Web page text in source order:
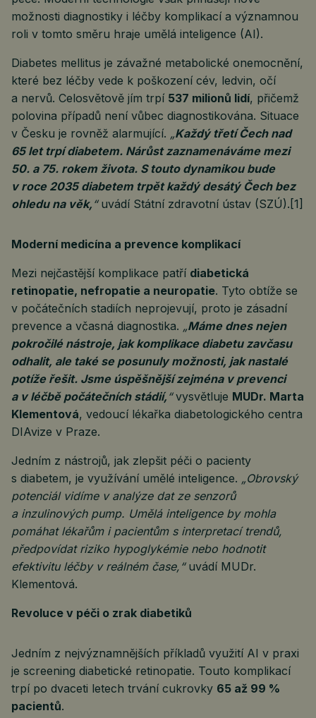
možnosti diagnostiky i léčby komplikací a významnou
roli v tomto směru hraje umělá inteligence (AI).
Diabetes mellitus je závažné metabolické onemocnění,
které bez léčby vede k poškození cév, ledvin, očí
a nervů. Celosvětově jím trpí 537 milionů lidí, přičemž
polovina případů není vůbec diagnostikována. Situace
v Česku je rovněž alarmující. „Každý třetí Čech nad
65 let trpí diabetem. Nárůst zaznamenáváme mezi
50. a 75. rokem života. S touto dynamikou bude
v roce 2035 diabetem trpět každý desátý Čech bez
ohledu na věk, “uvádí Státní zdravotní ústav (SZÚ).[1]
Moderní medicína a prevence komplikací
Mezi nejčastější komplikace patří diabetická
retinopatie, nefropatie a neuropatie. Tyto obtíže se
v počátečních stadiích neprojevují, proto je zásadní
prevence a včasná diagnostika. „Máme dnes nejen
pokročilé nástroje, jak komplikace diabetu zavčasu
odhalit, ale také se posunuly možnosti, jak nastalé
potíže řešit. Jsme úspěšnější zejména v prevenci
a v léčbě počátečních stádií, “vysvětluje MUDr. Marta
Klementová, vedoucí lékařka diabetologického centra
DIAvize v Praze.
Jedním z nástrojů, jak zlepšit péči o pacienty
s diabetem, je využívání umělé inteligence. „Obrovský
potenciál vidíme v analýze dat ze senzorů
a inzulinových pump. Umělá inteligence by mohla
pomáhat lékařům i pacientům s interpretací trendů,
předpovídat riziko hypoglykémie nebo hodnotit
efektivitu léčby v reálném čase,“ uvádí MUDr.
Klementová.
Revoluce v péči o zrak diabetiků
Jedním z nejvýznamnějších příkladů využití AI v praxi
je screening diabetické retinopatie. Touto komplikací
trpí po dvaceti letech trvání cukrovky 65 až 99 %
pacientů.